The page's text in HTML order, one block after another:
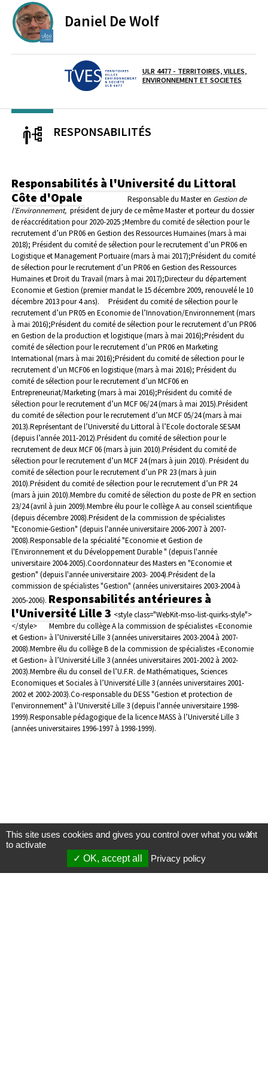
Daniel De Wolf
Laboratoire / équipe
ULR 4477 - TERRITOIRES, VILLES,
ENVIRONNEMENT ET SOCIETES
RESPONSABILITÉS
Responsabilités à l'Université du Littoral
Côte d'Opale
Responsable du Master en Gestion de
l’Environnement, président de jury de ce même Master et porteur du dossier
de réaccréditation pour 2020-2025 ;Membre du comité de sélection pour le
recrutement d’un PR06 en Gestion des Ressources Humaines (mars à mai
2018); Président du comité de sélection pour le recrutement d’un PR06 en
Logistique et Management Portuaire (mars à mai 2017);Président du comité
de sélection pour le recrutement d’un PR06 en Gestion des Ressources
Humaines et Droit du Travail (mars à mai 2017);Directeur du département
Economie et Gestion (premier mandat le 15 décembre 2009, renouvelé le 10
décembre 2013 pour 4 ans). Président du comité de sélection pour le
recrutement d’un PR05 en Economie de l’Innovation/Environnement (mars
à mai 2016);Président du comité de sélection pour le recrutement d’un PR06
en Gestion de la production et logistique (mars à mai 2016);Président du
comité de sélection pour le recrutement d’un PR06 en Marketing
International (mars à mai 2016);Président du comité de sélection pour le
recrutement d’un MCF06 en logistique (mars à mai 2016); Président du
comité de sélection pour le recrutement d’un MCF06 en
Entrepreneuriat/Marketing (mars à mai 2016);Président du comité de
sélection pour le recrutement d’un MCF 06/24 (mars à mai 2015).Président
du comité de sélection pour le recrutement d’un MCF 05/24 (mars à mai
2013).Représentant de l’Université du Littoral à l’Ecole doctorale SESAM
(depuis l’année 2011-2012).Président du comité de sélection pour le
recrutement de deux MCF 06 (mars à juin 2010).Président du comité de
sélection pour le recrutement d’un MCF 24 (mars à juin 2010). Président du
comité de sélection pour le recrutement d’un PR 23 (mars à juin
2010).Président du comité de sélection pour le recrutement d’un PR 24
(mars à juin 2010).Membre du comité de sélection du poste de PR en section
23/24 (avril à juin 2009).Membre élu pour le collège A au conseil scientifique
(depuis décembre 2008).Président de la commission de spécialistes
"Economie-Gestion" (depuis l'année universitaire 2006-2007 à 2007-
2008).Responsable de la spécialité "Economie et Gestion de
l'Environnement et du Développement Durable " (depuis l'année
universitaire 2004-2005).Coordonnateur des Masters en "Economie et
gestion" (depuis l'année universitaire 2003- 2004).Président de la
commission de spécialistes "Gestion" (années universitaires 2003-2004 à
2005-2006). Responsabilités antérieures à
l'Université Lille 3 <style class="WebKit-mso-list-quirks-style">
</style>
Membre du collège A la commission de spécialistes «Economie
et Gestion» à l’Université Lille 3 (années universitaires 2003-2004 à 2007-
2008).Membre élu du collège B de la commission de spécialistes «Economie
et Gestion» à l’Université Lille 3 (années universitaires 2001-2002 à 2002-
2003).Membre élu du conseil de l’U.F.R. de Mathématiques, Sciences
Economiques et Sociales à l’Université Lille 3 (années universitaires 2001-
2002 et 2002-2003).Co-responsable du DESS "Gestion et protection de
l'environnement" à l’Université Lille 3 (depuis l'année universitaire 1998-
1999).Responsable pédagogique de la licence MASS à l’Université Lille 3
(années universitaires 1996-1997 à 1998-1999).
X
This site uses cookies and gives you control over what you want
to activate
OK, accept all
Privacy policy